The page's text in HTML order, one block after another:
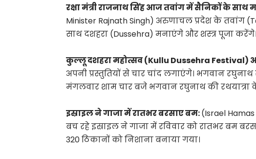
रक्षा मंत्री राजनाथ सिंह आज तवांग में सैनिकों के साथ
Minister Rajnath Singh) अरुणाचल प्रदेश के तवांग
साथ दशहरा (Dussehra) मनाएंगे और शस्त्र पूजा करेंगे।
कुल्लू दशहरा महोत्सव (Kullu Dussehra Festival)
अपनी प्रस्तुतियों से चार चांद लगाएंगे। भगवान
मंगलवार शाम चार बजे भगवान रघुनाथ की रथयात्रा
इस्राइल ने गाजा में रातभर बरसाए बम:(Israel
बच रहे इस्राइल ने गाजा में रविवार को रातभर बम
320 ठिकानों को निशाना बनाया गया।